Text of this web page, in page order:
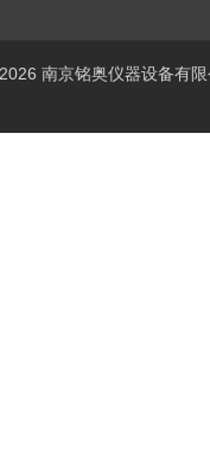
南京铭奥仪器设备有